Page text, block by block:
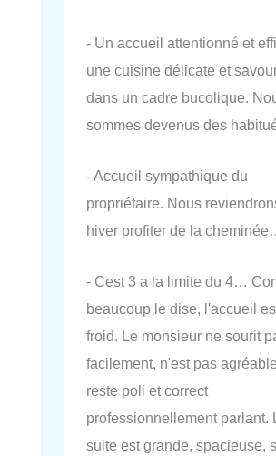
- Un accueil attentionné et
une cuisine délicate et
dans un cadre bucolique.
sommes devenus des
- Accueil sympathique du
propriétaire. Nous
hiver profiter de la
- Cest 3 a la limite du 4…
beaucoup le dise, l'accueil
froid. Le monsieur ne sourit
facilement, n'est pas
reste poli et correct
professionnellement parlant.
suite est grande, spacieuse,